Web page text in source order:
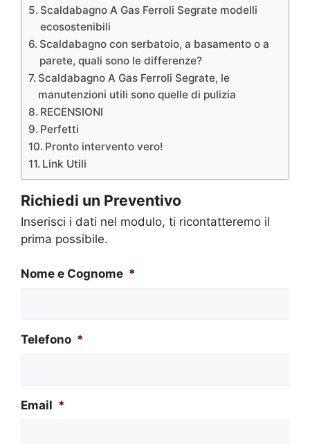
Scaldabagno A Gas Ferroli Segrate modelli
ecosostenibili
Scaldabagno con serbatoio, a basamento o a
parete, quali sono le differenze?
Scaldabagno A Gas Ferroli Segrate, le
manutenzioni utili sono quelle di pulizia
RECENSIONI
Perfetti
Pronto intervento vero!
Link Utili
Richiedi un Preventivo
Inserisci i dati nel modulo, ti ricontatteremo il
prima possibile.
Nome e Cognome *
Telefono *
Email *